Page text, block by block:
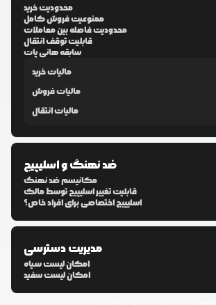
محدودیت خرید
ممنوعیت فروش کامل
محدودیت فاصله بین معاملات
قابلیت توقف انتقال
سابقه هانی پات
مالیات خرید
مالیات فروش
مالیات انتقال
ضد نهنگ و اسلیپیج
مکانیسم ضد نهنگ
قابلیت تغییر اسلیپیج توسط مالک
اسلیپیج اختصاصی برای افراد خاص؟
مدیریت دسترسی
امکان لیست سیاه
امکان لیست سفید